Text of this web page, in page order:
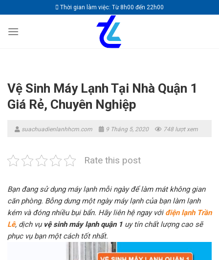
to
content
Thời gian làm việc: Từ 8h00 đến 22h00
Vệ Sinh Máy Lạnh Tại Nhà Quận 1
Giá Rẻ, Chuyên Nghiệp
suachuadienlanhhcm.com 9 Tháng 5, 2020 748 lượt xem
Rate this post
Bạn đang sử dụng máy lạnh mỗi ngày để làm mát không gian
căn phòng. Bỗng dưng một ngày máy lạnh của bạn làm lạnh
kém và đóng nhiều bụi bẩn. Hãy liên hệ ngay với điện lạnh Trần
Lê, dịch vụ vệ sinh máy lạnh quận 1 uy tín chất lượng cao sẽ
phục vụ bạn một cách tốt nhất.